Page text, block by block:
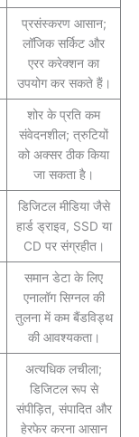
प्रसंस्करण आसान;
लॉजिक सर्किट और
एरर करेक्शन का
उपयोग कर सकते हैं।
शोर के प्रति कम
संवेदनशील; त्रुटियों
को अक्सर ठीक किया
जा सकता है।
डिजिटल मीडिया जैसे
हार्ड ड्राइव, SSD या
CD पर संग्रहीत।
समान डेटा के लिए
एनालॉग सिग्नल की
तुलना में कम बैंडविड्थ
की आवश्यकता।
अत्यधिक लचीला;
डिजिटल रूप से
संपीड़ित, संपादित और
हेरफेर करना आसान